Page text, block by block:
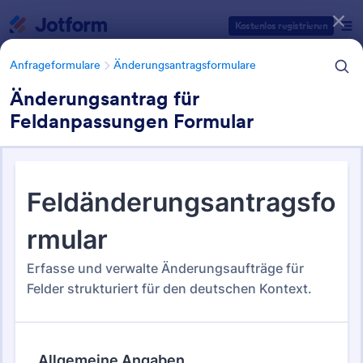
Kostenlos registrieren
Anfrageformulare Änderungsantragsformulare
Änderungsantrag für
Feldanpassungen Formular
Änderungsantragsformulare
29 Vorlagen
Formularvorlagen Kategorien